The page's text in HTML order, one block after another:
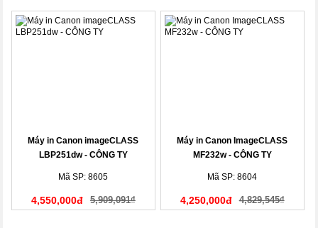
Máy in Canon imageCLASS
LBP251dw - CÔNG TY
Mã SP: 8605
4,550,000đ 5,909,091₫
Máy in Canon ImageCLASS
MF232w - CÔNG TY
Mã SP: 8604
4,250,000đ 4,829,545₫